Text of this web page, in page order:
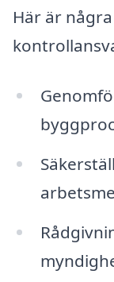
Här är